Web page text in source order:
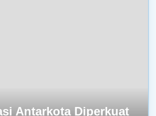
Antarkota Diperkuat